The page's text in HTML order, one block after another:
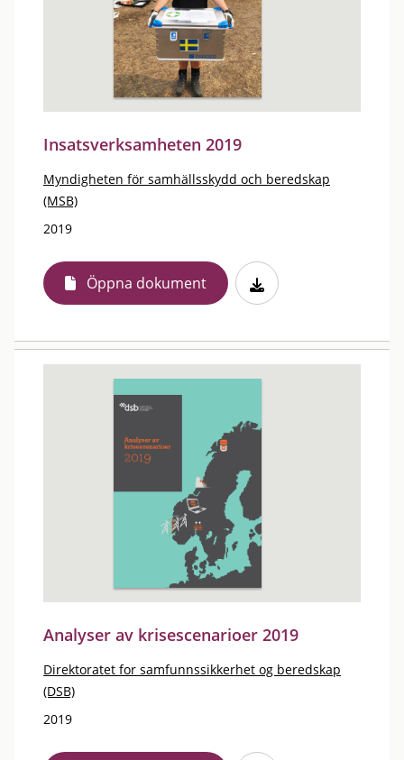
Insatsverksamheten 2019
Myndigheten för samhällsskydd och beredskap
(MSB)
2019
Öppna dokument
Analyser av krisescenarioer 2019
Direktoratet for samfunnssikkerhet og beredskap
(DSB)
2019